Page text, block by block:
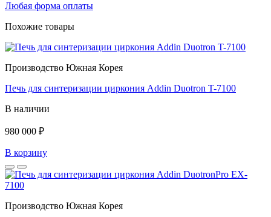
Любая форма оплаты
Похожие товары
Производство Южная Корея
Печь для синтеризации циркония Addin Duotron T-7100
В наличии
980 000 ₽
В корзину
Производство Южная Корея